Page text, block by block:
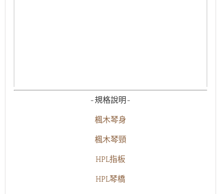
-規格說明-
楓木琴身
楓木琴頸
HPL指板
HPL琴橋